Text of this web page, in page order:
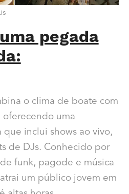
pegada
o clima de boate com
oferecendo uma
que inclui shows ao vivo,
de DJs. Conhecido por
funk, pagode e música
um público jovem em